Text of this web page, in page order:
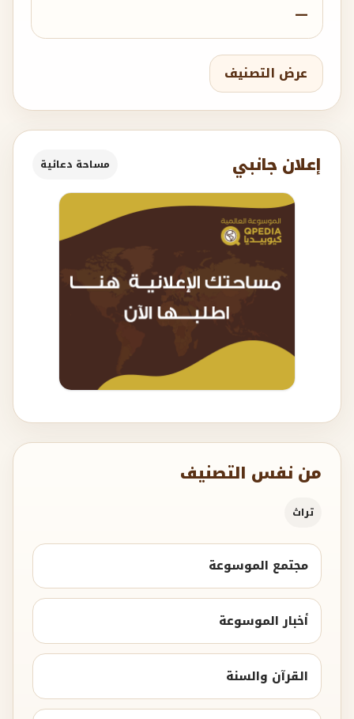
—
عرض التصنيف
إعلان جانبي مساحة دعائية
من نفس التصنيف
تراث
مجتمع الموسوعة
أخبار الموسوعة
القرآن والسنة